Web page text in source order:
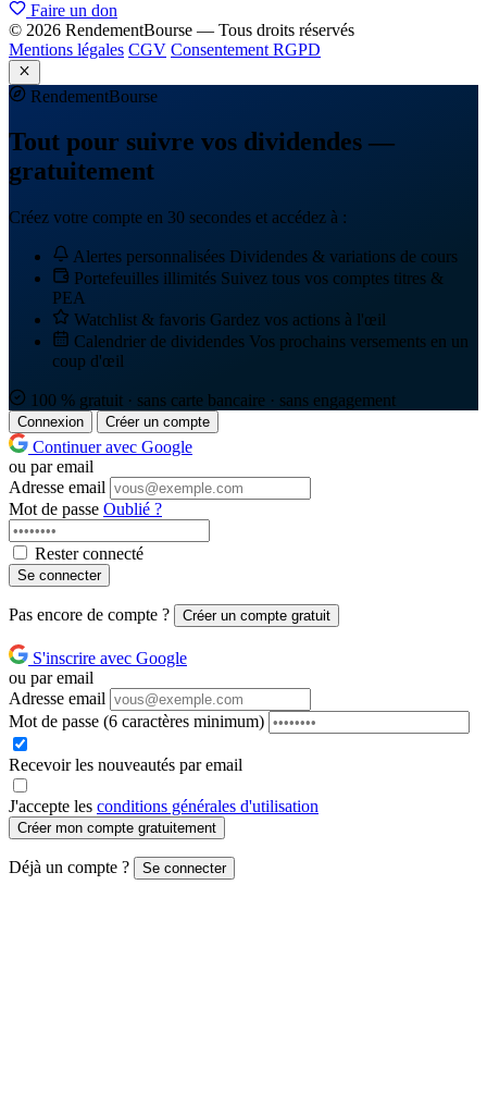
Faire un don
© 2026 RendementBourse — Tous droits réservés
Mentions légales CGV Consentement RGPD
RendementBourse
Tout pour suivre vos dividendes —
gratuitement
Créez votre compte en 30 secondes et accédez à :
Alertes personnalisées Dividendes & variations de cours
Portefeuilles illimités Suivez tous vos comptes titres &
PEA
Watchlist & favoris Gardez vos actions à l'œil
Calendrier de dividendes Vos prochains versements en un
coup d'œil
100 % gratuit · sans carte bancaire · sans engagement
Connexion Créer un compte
Continuer avec Google
ou par email
Adresse email
Mot de passe Oublié ?
Rester connecté
Se connecter
Pas encore de compte ? Créer un compte gratuit
S'inscrire avec Google
ou par email
Adresse email
Mot de passe (6 caractères minimum)
Recevoir les nouveautés par email
J'accepte les conditions générales d'utilisation
Créer mon compte gratuitement
Déjà un compte ? Se connecter